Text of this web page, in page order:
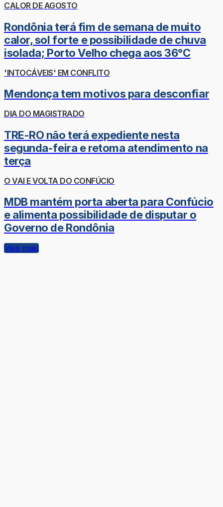
CALOR DE AGOSTO
Rondônia terá fim de semana de muito
calor, sol forte e possibilidade de chuva
isolada; Porto Velho chega aos 36°C
'INTOCÁVEIS' EM CONFLITO
Mendonça tem motivos para desconfiar
DIA DO MAGISTRADO
TRE-RO não terá expediente nesta
segunda-feira e retoma atendimento na
terça
O VAI E VOLTA DO CONFÚCIO
MDB mantém porta aberta para Confúcio
e alimenta possibilidade de disputar o
Governo de Rondônia
Veja mais